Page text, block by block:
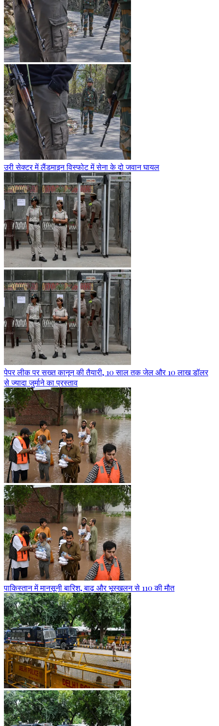
उरी सेक्टर में लैंडमाइन विस्फोट में सेना के दो जवान घायल
पेपर लीक पर सख्त कानून की तैयारी, 10 साल तक जेल और 10 लाख डॉलर
से ज्यादा जुर्माने का प्रस्ताव
पाकिस्तान में मानसूनी बारिश, बाढ़ और भूस्खलन से 110 की मौत